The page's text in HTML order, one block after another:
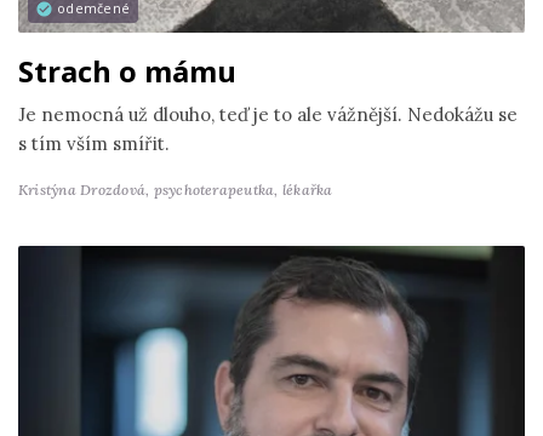
odemčené
Strach o mámu
Je nemocná už dlouho, teď je to ale vážnější. Nedokážu se
s tím vším smířit.
Kristýna Drozdová, psychoterapeutka, lékařka